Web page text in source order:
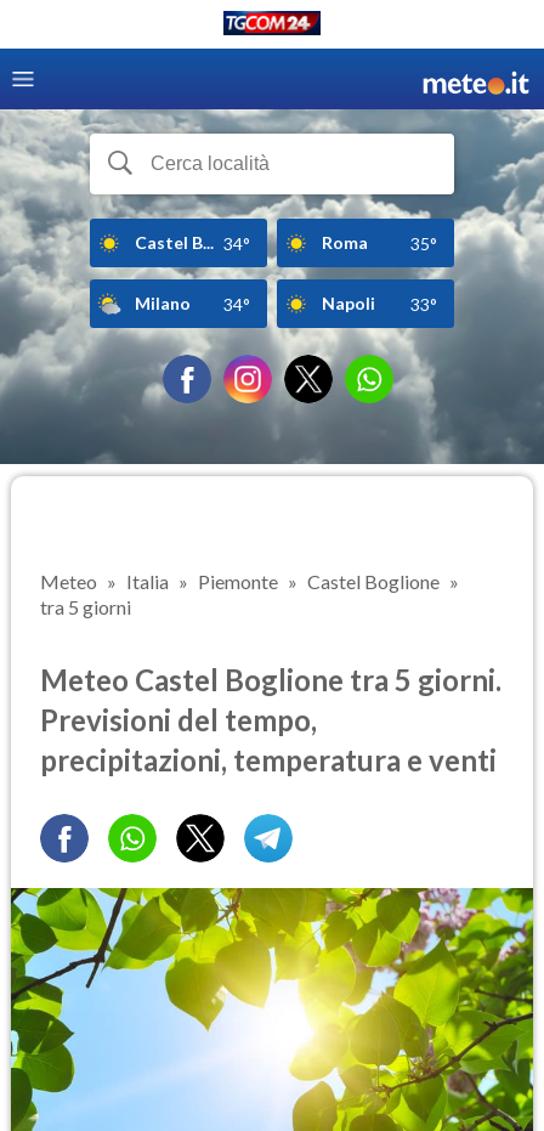
Castel B... 34° Roma 35°
Milano 34° Napoli 33°
Meteo Italia Piemonte
Castel Boglione
tra 5 giorni
Meteo Castel Boglione tra 5 giorni.
Previsioni del tempo,
precipitazioni, temperatura e venti